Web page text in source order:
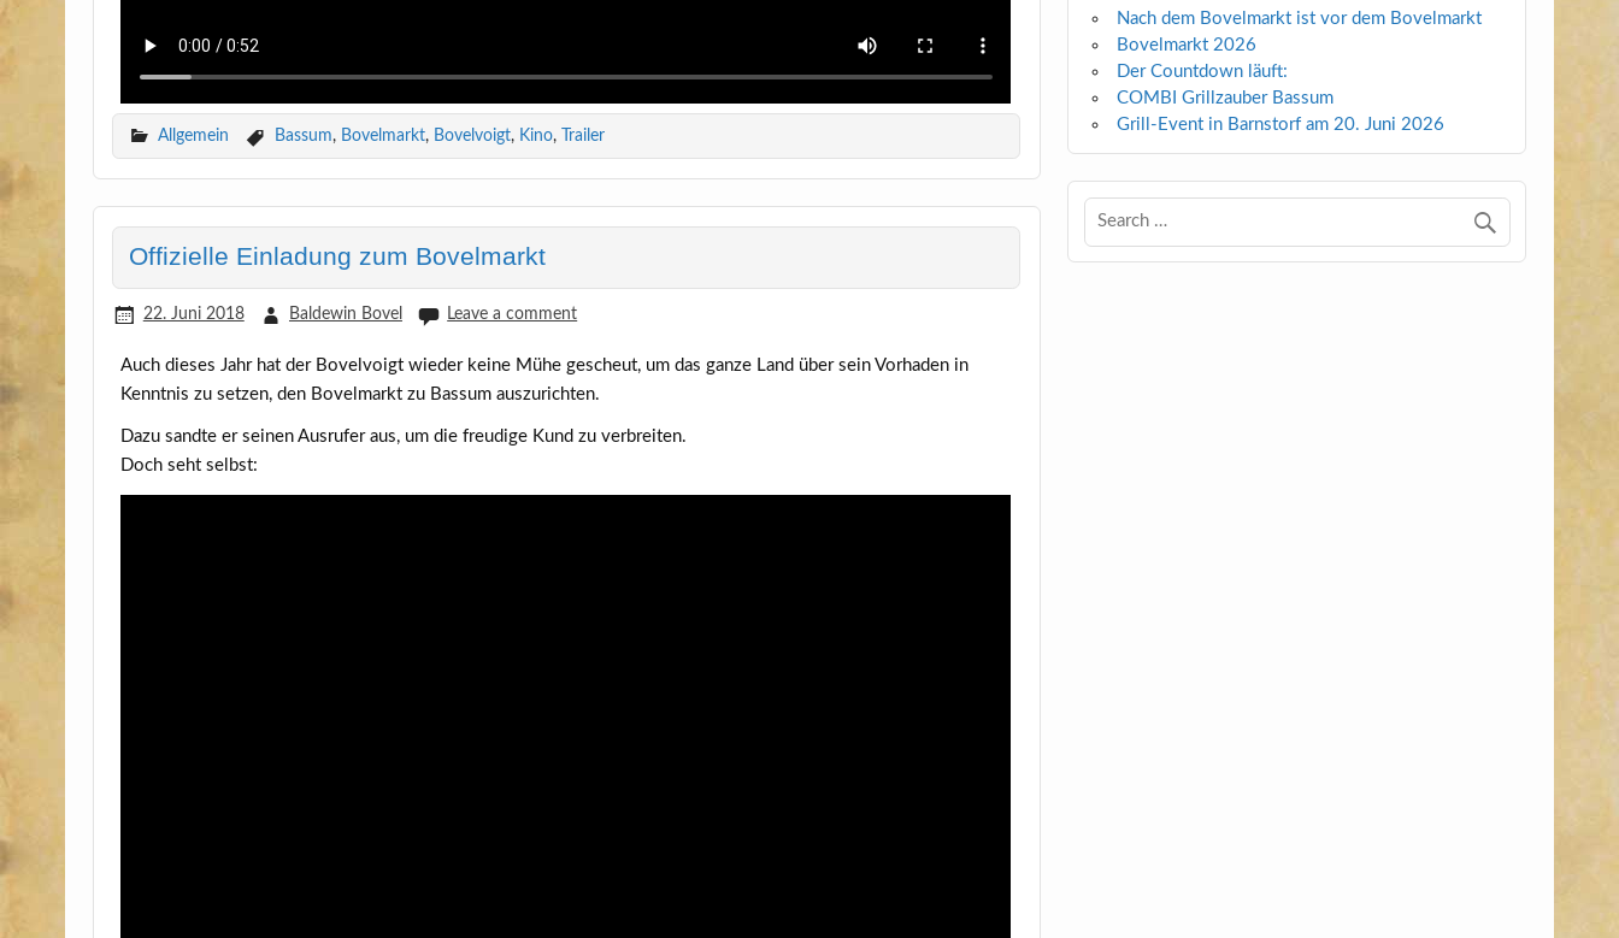
Allgemein Bassum, Bovelmarkt, Bovelvoigt, Kino, Trailer
Offizielle Einladung zum Bovelmarkt
22. Juni 2018 Baldewin Bovel Leave a comment
Auch die­ses Jahr hat der Bovel­voigt wie­der kei­ne Mühe gescheut, um das gan­ze Land über sein Vor­ha­den in
Kennt­nis zu set­zen, den Bovel­markt zu Bas­sum auszurichten.
Dazu sand­te er sei­nen Aus­ru­fer aus, um die freu­di­ge Kund zu verbreiten.
Doch seht selbst:
Nach dem Bovelmarkt ist vor dem Bovelmarkt
Bovelmarkt 2026
Der Countdown läuft:
COMBI Grillzauber Bassum
Grill-Event in Barnstorf am 20. Juni 2026